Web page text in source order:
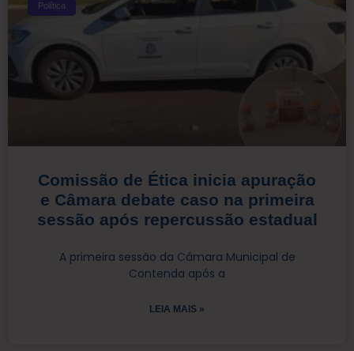
Política
Comissão de Ética inicia apuração
e Câmara debate caso na primeira
sessão após repercussão estadual
A primeira sessão da Câmara Municipal de
Contenda após a
LEIA MAIS »